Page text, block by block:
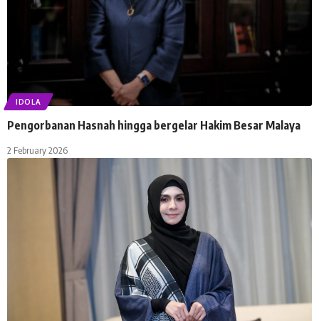
IDOLA
Pengorbanan Hasnah hingga bergelar Hakim Besar Malaya
2 February 2026